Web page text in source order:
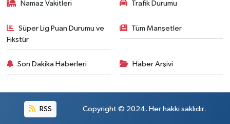
Namaz Vakitleri Trafik Durumu
Süper Lig Puan Durumu ve
Fikstür
Tüm Manşetler
Son Dakika Haberleri Haber Arşivi
RSS Copyright © 2024. Her hakkı saklıdır.